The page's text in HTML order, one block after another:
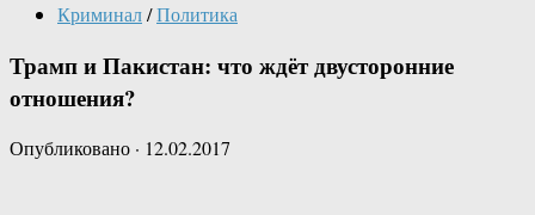
Криминал/Политика
Трамп и Пакистан: что ждёт двусторонние
отношения?
Опубликовано · 12.02.2017